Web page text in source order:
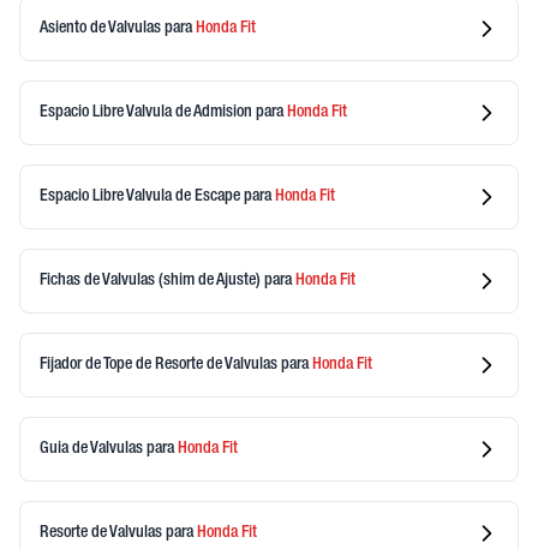
Asiento de Valvulas para HondaFit
Espacio Libre Valvula de Admision para HondaFit
Espacio Libre Valvula de Escape para HondaFit
Fichas de Valvulas (shim de Ajuste) para HondaFit
Fijador de Tope de Resorte de Valvulas para HondaFit
Guia de Valvulas para HondaFit
Resorte de Valvulas para HondaFit